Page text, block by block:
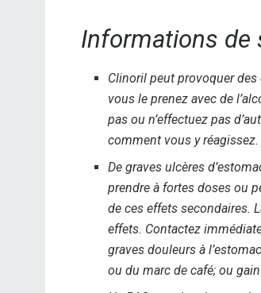
Informations de
Clinoril peut provoquer
vous le prenez avec de
pas ou n’effectuez pas
comment vous y réagissez.
De graves ulcères
prendre à fortes doses ou
de ces effets secondaires.
effets. Contactez
graves douleurs à
ou du marc de café; ou